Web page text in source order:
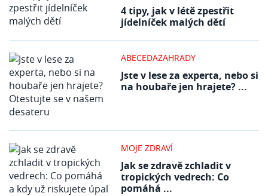
4 tipy, jak v létě zpestřit
jídelníček malých dětí
ABECEDAZAHRADY
Jste v lese za experta, nebo si
na houbaře jen hrajete? ...
MOJE ZDRAVÍ
Jak se zdravě zchladit v
tropických vedrech: Co
pomáhá ...